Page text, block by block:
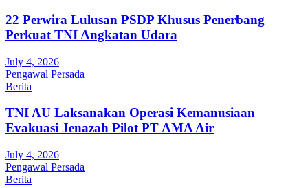
22 Perwira Lulusan PSDP Khusus Penerbang
Perkuat TNI Angkatan Udara
July 4, 2026
Pengawal Persada
Berita
TNI AU Laksanakan Operasi Kemanusiaan
Evakuasi Jenazah Pilot PT AMA Air
July 4, 2026
Pengawal Persada
Berita